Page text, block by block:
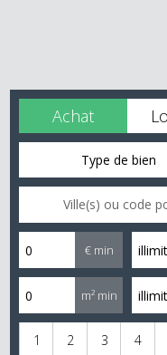
Achat
Type de bien
€ min
m² min
1 2 3 4